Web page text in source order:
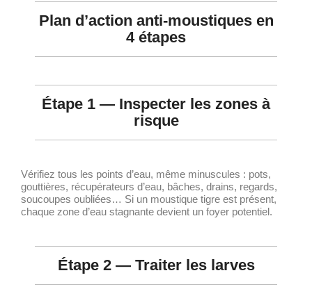
Plan d’action anti-moustiques en
4 étapes
Étape 1 — Inspecter les zones à
risque
Vérifiez tous les points d’eau, même minuscules : pots,
gouttières, récupérateurs d’eau, bâches, drains, regards,
soucoupes oubliées… Si un moustique tigre est présent,
chaque zone d’eau stagnante devient un foyer potentiel.
Étape 2 — Traiter les larves